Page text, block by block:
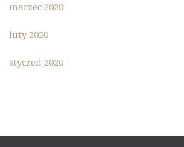
marzec 2020
luty 2020
styczeń 2020